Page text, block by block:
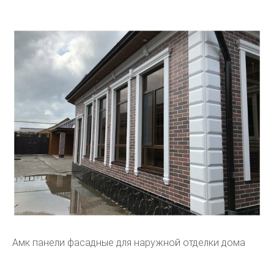
Амк панели фасадные для наружной отделки дома